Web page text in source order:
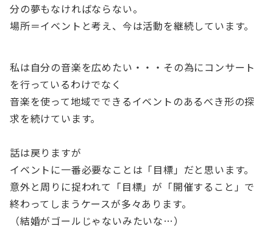
分の夢もなければならない。
場所＝イベントと考え、今は活動を継続しています。
私は自分の音楽を広めたい・・・その為にコンサート
を行っているわけでなく
音楽を使って地域でできるイベントのあるべき形の探
求を続けています。
話は戻りますが
イベントに一番必要なことは「目標」だと思います。
意外と周りに捉われて「目標」が「開催すること」で
終わってしまうケースが多々あります。
（結婚がゴールじゃないみたいな…）